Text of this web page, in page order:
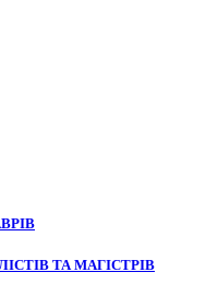
ТА МАГІСТРІВ